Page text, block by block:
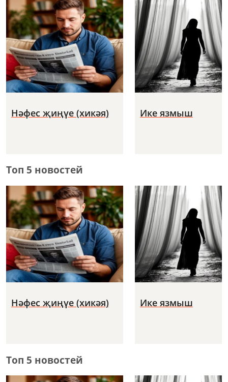
Нәфес җиңүе (хикәя) Ике язмыш
Топ 5 новостей
Нәфес җиңүе (хикәя) Ике язмыш
Топ 5 новостей